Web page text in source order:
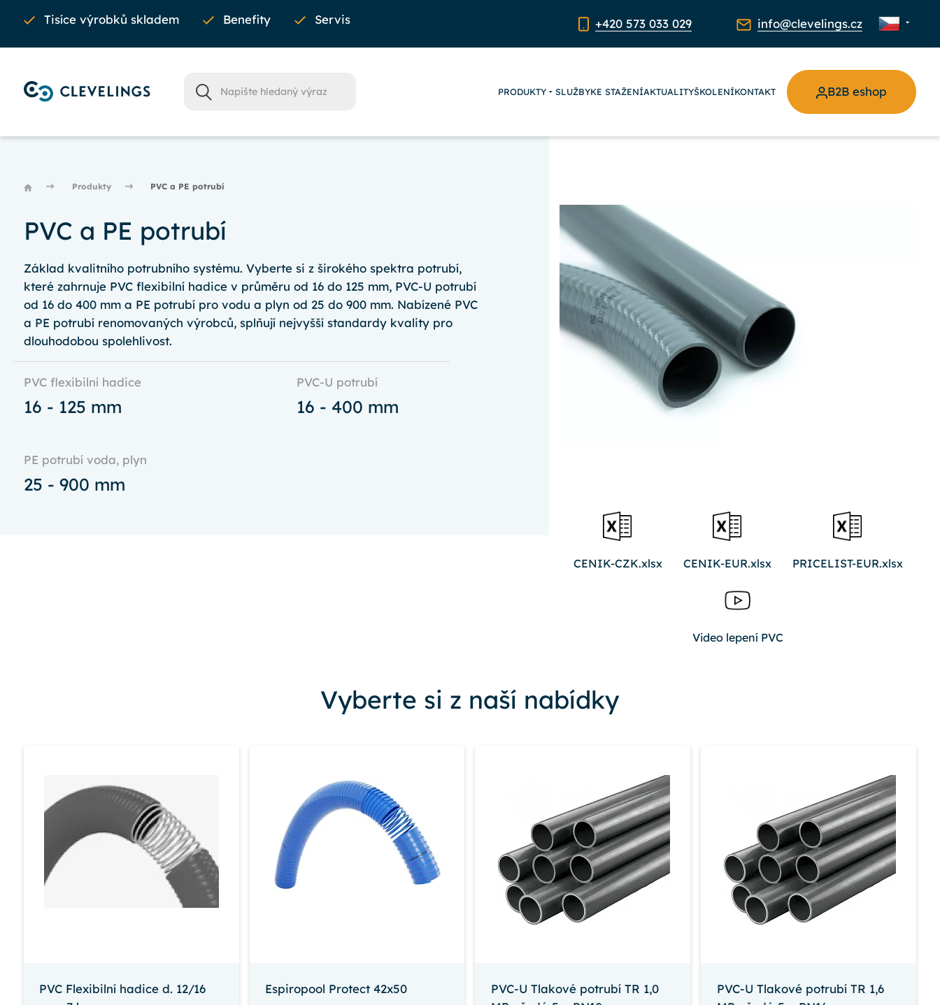
Tisíce výrobků skladem Benefity Servis +420 573 033 029 info@clevelings.cz
PRODUKTY SLUŽBYKE STAŽENÍAKTUALITYŠKOLENÍKONTAKT B2B eshop
Produkty PVC a PE potrubí
PVC a PE potrubí
Základ kvalitního potrubního systému. Vyberte si z širokého spektra potrubí,
které zahrnuje PVC flexibilní hadice v průměru od 16 do 125 mm, PVC-U potrubí
od 16 do 400 mm a PE potrubí pro vodu a plyn od 25 do 900 mm. Nabízené PVC
a PE potrubí renomovaných výrobců, splňují nejvyšší standardy kvality pro
dlouhodobou spolehlivost.
PVC flexibilní hadice
16 - 125 mm
PVC-U potrubí
16 - 400 mm
PE potrubí voda, plyn
25 - 900 mm
CENIK-CZK.xlsx CENIK-EUR.xlsx PRICELIST-EUR.xlsx
Video lepení PVC
Vyberte si z naší nabídky
PVC Flexibilní hadice d. 12/16
Espiropool Protect 42x50
PVC-U Tlakové potrubí TR 1,0
PVC-U Tlakové potrubí TR 1,6